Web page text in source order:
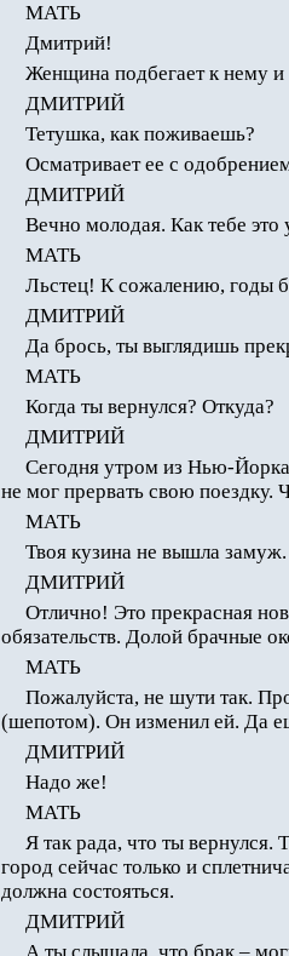
МАТЬ
Дмитрий!
Женщина подбегает к нему и
ДМИТРИЙ
Тетушка, как поживаешь?
Осматривает ее с
ДМИТРИЙ
Вечно молодая. Как тебе это
МАТЬ
Льстец! К сожалению, годы
ДМИТРИЙ
Да брось, ты выглядишь
МАТЬ
Когда ты вернулся? Откуда?
ДМИТРИЙ
Сегодня утром из Нью-
не мог прервать свою поездку.
МАТЬ
Твоя кузина не вышла
ДМИТРИЙ
Отлично! Это прекрасная
обязательств. Долой брачные
МАТЬ
Пожалуйста, не шути так.
(шепотом). Он изменил ей. Да
ДМИТРИЙ
Надо же!
МАТЬ
Я так рада, что ты вернулся.
город сейчас только и
должна состояться.
ДМИТРИЙ